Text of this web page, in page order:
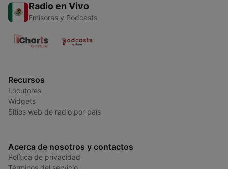
Radio en Vivo
Emisoras y Podcasts
Recursos
Locutores
Widgets
Sitios web de radio por país
Acerca de nosotros y contactos
Política de privacidad